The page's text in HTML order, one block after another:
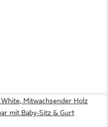
Mitwachsender Holz
mit Baby-Sitz & Gurt